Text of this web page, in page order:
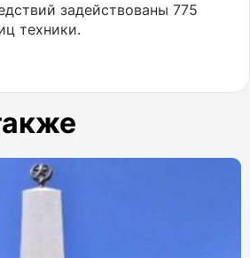
задействованы 775
техники.